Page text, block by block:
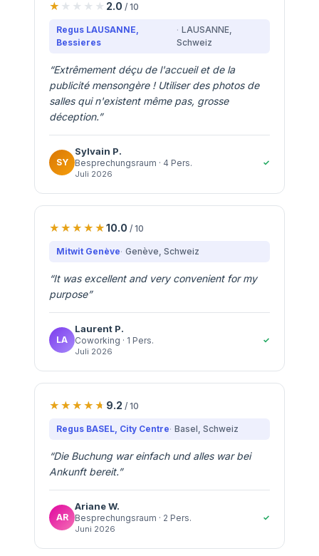
2.0 / 10
Regus LAUSANNE,
Bessieres
LAUSANNE,
Schweiz
“Extrêmement déçu de l'accueil et de la
publicité mensongère ! Utiliser des photos de
salles qui n'existent même pas, grosse
déception.”
SY
Sylvain P.
Besprechungsraum · 4 Pers.
Juli 2026
✓
10.0 / 10
Mitwit Genève Genève, Schweiz
“It was excellent and very convenient for my
purpose”
LA
Laurent P.
Coworking · 1 Pers.
Juli 2026
✓
9.2 / 10
Regus BASEL, City Centre Basel, Schweiz
“Die Buchung war einfach und alles war bei
Ankunft bereit.”
AR
ArianeW.
Besprechungsraum · 2 Pers.
Juni 2026
✓